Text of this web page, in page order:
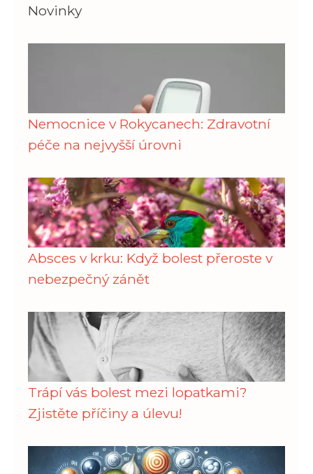
Novinky
Nemocnice v Rokycanech: Zdravotní
péče na nejvyšší úrovni
Absces v krku: Když bolest přeroste v
nebezpečný zánět
Trápí vás bolest mezi lopatkami?
Zjistěte příčiny a úlevu!